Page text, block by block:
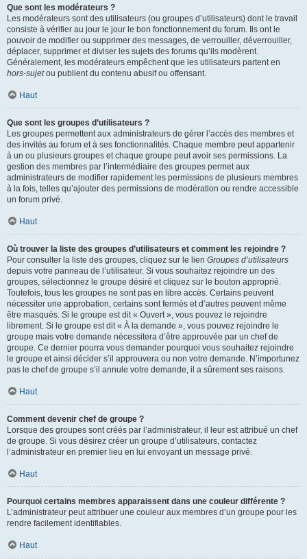
Que sont les modérateurs ?
Les modérateurs sont des utilisateurs (ou groupes d’utilisateurs) dont le travail
consiste à vérifier au jour le jour le bon fonctionnement du forum. Ils ont le
pouvoir de modifier ou supprimer des messages, de verrouiller, déverrouiller,
déplacer, supprimer et diviser les sujets des forums qu’ils modèrent.
Généralement, les modérateurs empêchent que les utilisateurs partent en
hors-sujetou publient du contenu abusif ou offensant.
Haut
Que sont les groupes d’utilisateurs ?
Les groupes permettent aux administrateurs de gérer l’accès des membres et
des invités au forum et à ses fonctionnalités. Chaque membre peut appartenir
à un ou plusieurs groupes et chaque groupe peut avoir ses permissions. La
gestion des membres par l’intermédiaire des groupes permet aux
administrateurs de modifier rapidement les permissions de plusieurs membres
à la fois, telles qu’ajouter des permissions de modération ou rendre accessible
un forum privé.
Haut
Où trouver la liste des groupes d’utilisateurs et comment les rejoindre ?
Pour consulter la liste des groupes, cliquez sur le lien Groupes d’utilisateurs
depuis votre panneau de l’utilisateur. Si vous souhaitez rejoindre un des
groupes, sélectionnez le groupe désiré et cliquez sur le bouton approprié.
Toutefois, tous les groupes ne sont pas en libre accès. Certains peuvent
nécessiter une approbation, certains sont fermés et d’autres peuvent même
être masqués. Si le groupe est dit « Ouvert », vous pouvez le rejoindre
librement. Si le groupe est dit « À la demande », vous pouvez rejoindre le
groupe mais votre demande nécessitera d’être approuvée par un chef de
groupe. Ce dernier pourra vous demander pourquoi vous souhaitez rejoindre
le groupe et ainsi décider s’il approuvera ou non votre demande. N’importunez
pas le chef de groupe s’il annule votre demande, il a sûrement ses raisons.
Haut
Comment devenir chef de groupe ?
Lorsque des groupes sont créés par l’administrateur, il leur est attribué un chef
de groupe. Si vous désirez créer un groupe d’utilisateurs, contactez
l’administrateur en premier lieu en lui envoyant un message privé.
Haut
Pourquoi certains membres apparaissent dans une couleur différente ?
L’administrateur peut attribuer une couleur aux membres d’un groupe pour les
rendre facilement identifiables.
Haut